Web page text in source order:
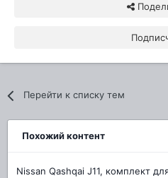
Перейти к списку тем
Похожий контент
Nissan Qashqai J11, комплект